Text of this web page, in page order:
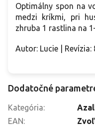
Optimálny spon na
medzi kríkmi, pri
zhruba 1 rastlina na
Autor: Lucie | Revízia:
Dodatočné
Kategória:
EAN: